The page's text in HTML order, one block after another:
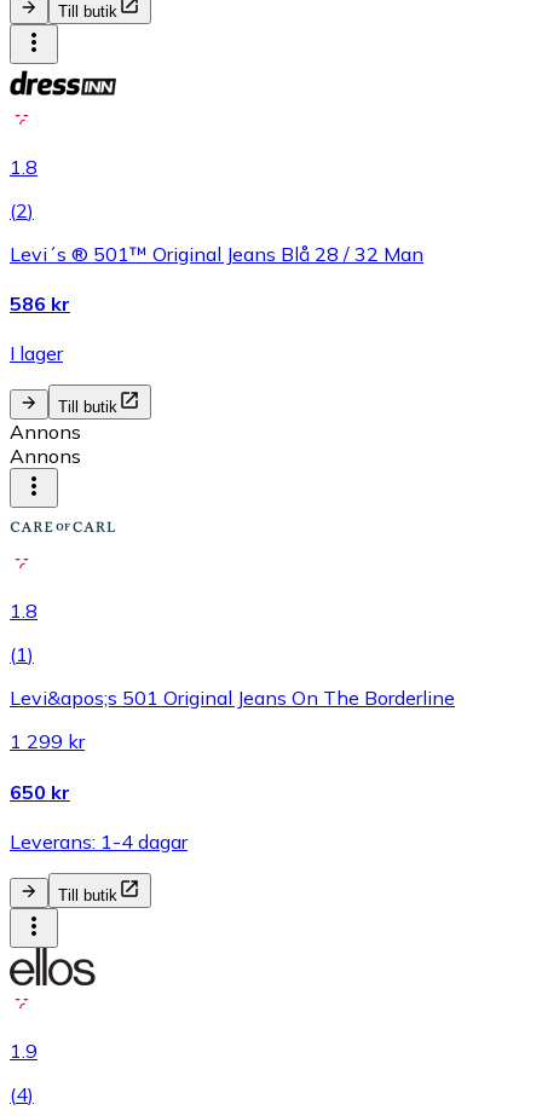
Till butik
1.8
(2)
Levi´s ® 501™ Original Jeans Blå 28 / 32 Man
586 kr
I lager
Till butik
Annons
Annons
1.8
(1)
Levi&apos;s 501 Original Jeans On The Borderline
1 299 kr
650 kr
Leverans: 1-4 dagar
Till butik
1.9
(4)